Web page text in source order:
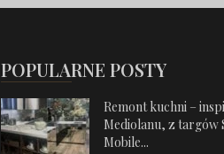
POPULARNE POSTY
Remont kuchni –
Mediolanu, z targów
Mobile...